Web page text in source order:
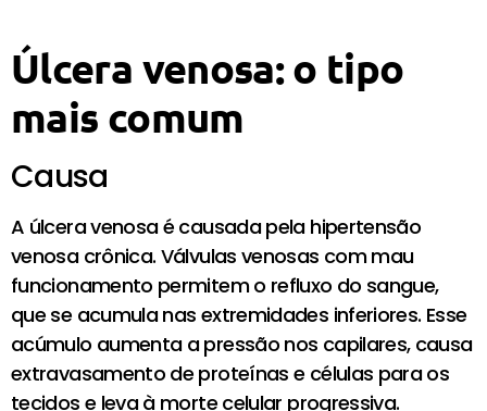
Úlcera venosa: o tipo
mais comum
Causa
A úlcera venosa é causada pela hipertensão
venosa crônica. Válvulas venosas com mau
funcionamento permitem o refluxo do sangue,
que se acumula nas extremidades inferiores. Esse
acúmulo aumenta a pressão nos capilares, causa
extravasamento de proteínas e células para os
tecidos e leva à morte celular progressiva.